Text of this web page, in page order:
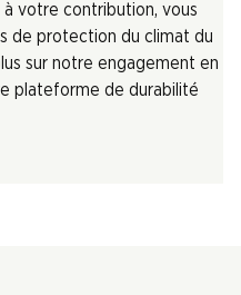
votre contribution, vous
de protection du climat du
sur notre engagement en
plateforme de durabilité